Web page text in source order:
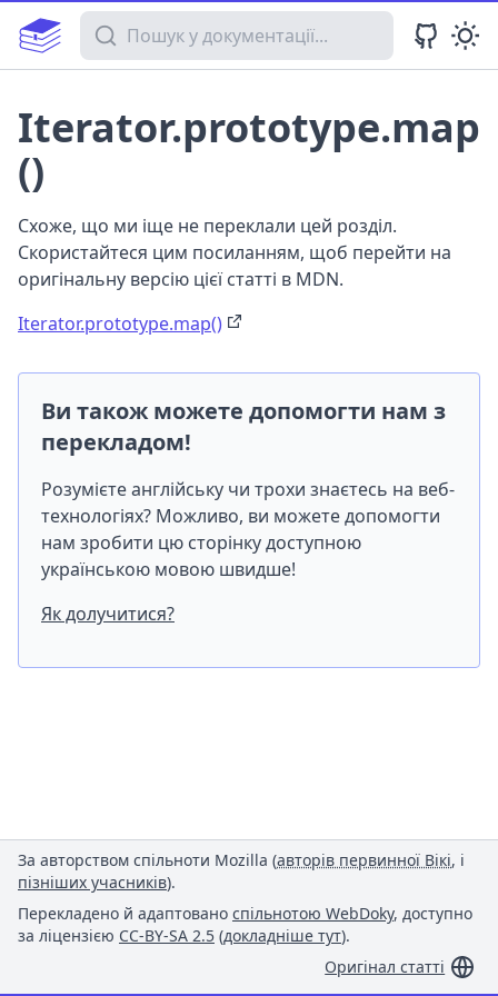
Пошук у документації
Iterator.prototype.map
()
Схоже, що ми іще не переклали цей розділ.
Скористайтеся цим посиланням, щоб перейти на
оригінальну версію цієї статті в MDN.
Iterator.prototype.map()
Ви також можете допомогти нам з
перекладом!
Розумієте англійську чи трохи знаєтесь на веб-
технологіях? Можливо, ви можете допомогти
нам зробити цю сторінку доступною
українською мовою швидше!
Як долучитися?
За авторством спільноти Mozilla (авторів первинної Вікі, і
пізніших учасників).
Перекладено й адаптовано спільнотою WebDoky, доступно
за ліцензією CC-BY-SA 2.5 (докладніше тут).
Оригінал статті